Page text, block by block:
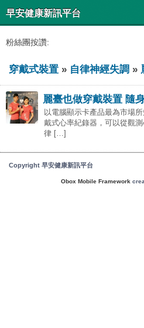
早安健康新訊平台
粉絲團按讚:
穿戴式裝置 » 自律神經失調 »
麗臺也做穿戴裝置 隨
以電腦顯示卡產品最為市場
戴式心率紀錄器，可以從觀
律 […]
Copyright 早安健康新訊平台
Obox Mobile Framework